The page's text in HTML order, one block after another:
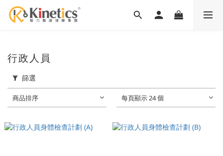
行政人員
篩選
商品排序 每頁顯示 24 個